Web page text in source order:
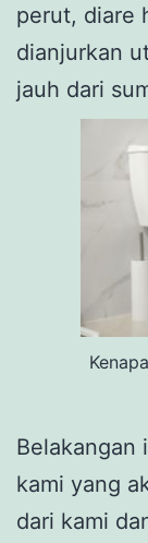
perut, diare
dianjurkan
jauh dari
Belakangan
kami yang
dari kami